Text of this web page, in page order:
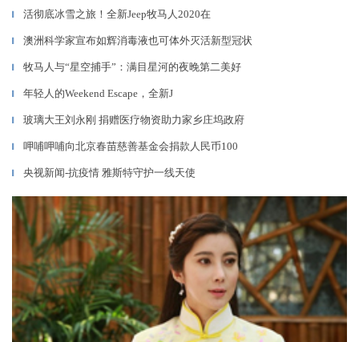
▎ 活彻底冰雪之旅！全新Jeep牧马人2020在
▎ 澳洲科学家宣布如辉消毒液也可体外灭活新型冠状
▎ 牧马人与“星空捕手”：满目星河的夜晚第二美好
▎ 年轻人的Weekend Escape，全新J
▎ 玻璃大王刘永刚 捐赠医疗物资助力家乡庄坞政府
▎ 呷哺呷哺向北京春苗慈善基金会捐款人民币100
▎ 央视新闻-抗疫情 雅斯特守护一线天使